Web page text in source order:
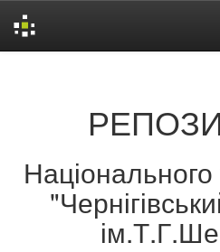
Національного